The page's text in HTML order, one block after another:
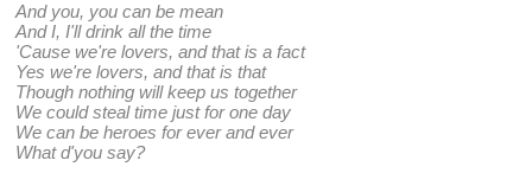
And you, you can be mean
And I, I'll drink all the time
'Cause we're lovers, and that is a fact
Yes we're lovers, and that is that
Though nothing will keep us together
We could steal time just for one day
We can be heroes for ever and ever
What d'you say?